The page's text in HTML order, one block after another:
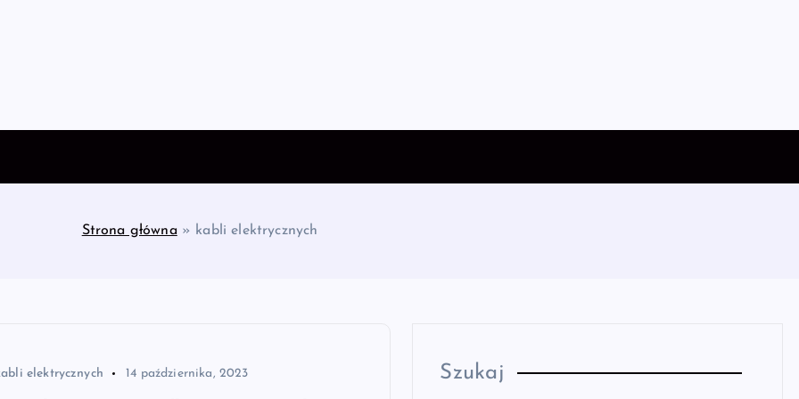
Strona główna» kabli elektrycznych
elektrycznych 14 października, 2023 Szukaj